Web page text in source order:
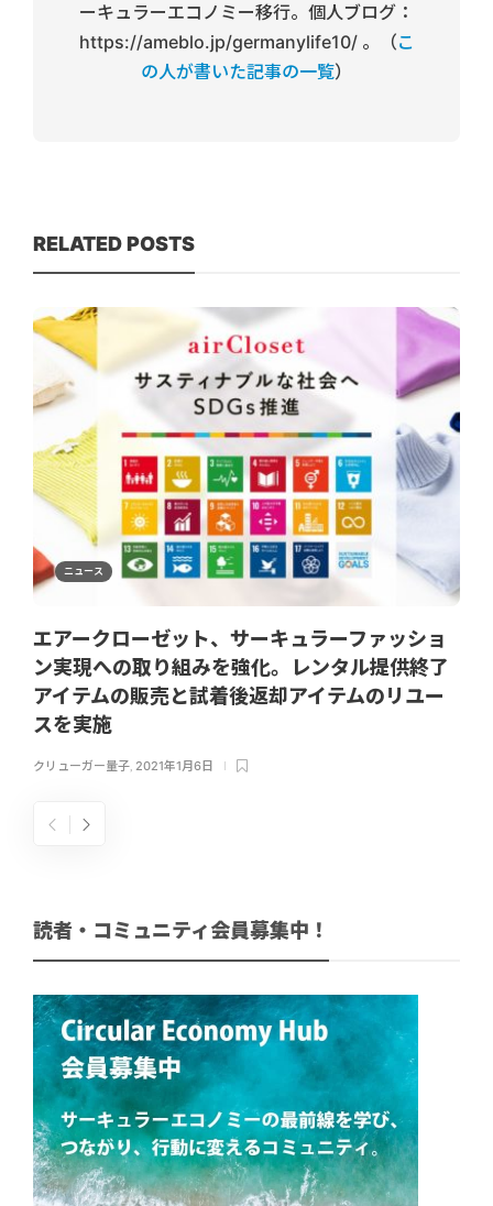
ーキュラーエコノミー移行。個人ブログ：
https://ameblo.jp/germanylife10/ 。（こ
の人が書いた記事の一覧）
RELATED POSTS
ニュース
エアークローゼット、サーキュラーファッショ
ン実現への取り組みを強化。レンタル提供終了
アイテムの販売と試着後返却アイテムのリユー
スを実施
クリューガー量子 2021年1月6日
読者・コミュニティ会員募集中！